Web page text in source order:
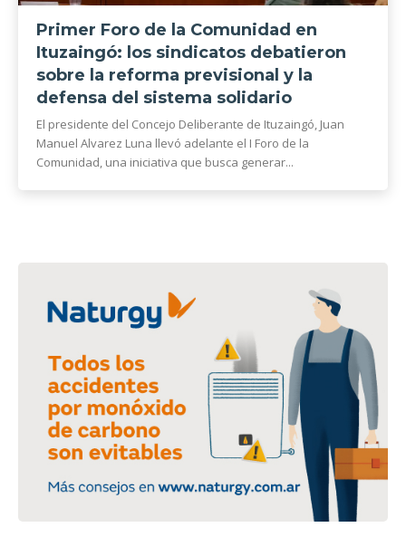
Primer Foro de la Comunidad en
Ituzaingó: los sindicatos debatieron
sobre la reforma previsional y la
defensa del sistema solidario
El presidente del Concejo Deliberante de Ituzaingó, Juan
Manuel Alvarez Luna llevó adelante el I Foro de la
Comunidad, una iniciativa que busca generar...